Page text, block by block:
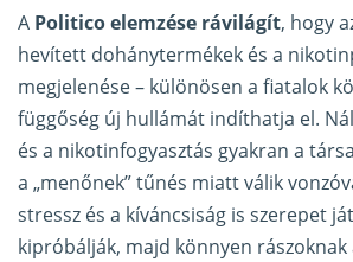
A Politico elemzése rávilágít, hogy
hevített dohánytermékek és a
megjelenése – különösen a fiatalok
függőség új hullámát indíthatja el.
és a nikotinfogyasztás gyakran a
a „menőnek” tűnés miatt válik
stressz és a kíváncsiság is szerepet
kipróbálják, majd könnyen